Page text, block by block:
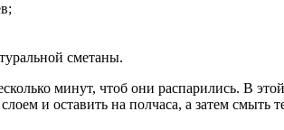
сметаны.
минут, чтоб они распарились. В
и оставить на полчаса, а затем смыть